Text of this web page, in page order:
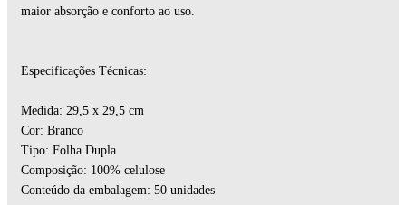
maior absorção e conforto ao uso.
Especificações Técnicas:
Medida: 29,5 x 29,5 cm
Cor: Branco
Tipo: Folha Dupla
Composição: 100% celulose
Conteúdo da embalagem: 50 unidades